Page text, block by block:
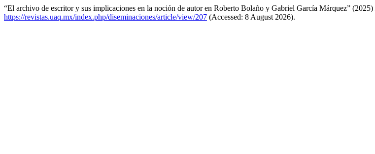
“El archivo de escritor y sus implicaciones en la noción de autor en Roberto Bolaño y Gabriel García Márquez” (2025)
https://revistas.uaq.mx/index.php/diseminaciones/article/view/207 (Accessed: 8 August 2026).